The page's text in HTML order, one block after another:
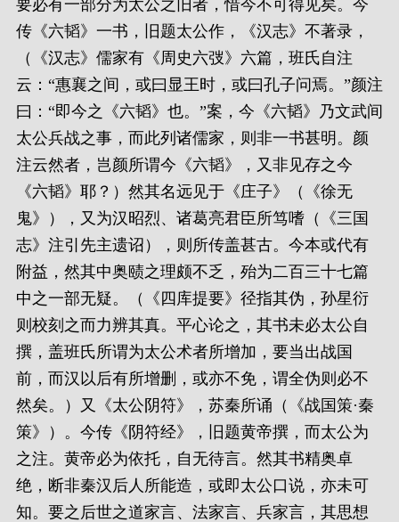
要必有一部分为太公之旧者，惜今不可得见矣。今
传《六韬》一书，旧题太公作，《汉志》不著录，
（《汉志》儒家有《周史六弢》六篇，班氏自注
云：“惠襄之间，或曰显王时，或曰孔子问焉。”颜注
曰：“即今之《六韬》也。”案，今《六韬》乃文武间
太公兵战之事，而此列诸儒家，则非一书甚明。颜
注云然者，岂颜所谓今《六韬》，又非见存之今
《六韬》耶？）然其名远见于《庄子》（《徐无
鬼》），又为汉昭烈、诸葛亮君臣所笃嗜（《三国
志》注引先主遗诏），则所传盖甚古。今本或代有
附益，然其中奥赜之理颇不乏，殆为二百三十七篇
中之一部无疑。（《四库提要》径指其伪，孙星衍
则校刻之而力辨其真。平心论之，其书未必太公自
撰，盖班氏所谓为太公术者所增加，要当出战国
前，而汉以后有所增删，或亦不免，谓全伪则必不
然矣。）又《太公阴符》，苏秦所诵（《战国策·秦
策》）。今传《阴符经》，旧题黄帝撰，而太公为
之注。黄帝必为依托，自无待言。然其书精奥卓
绝，断非秦汉后人所能造，或即太公口说，亦未可
知。要之后世之道家言、法家言、兵家言，其思想